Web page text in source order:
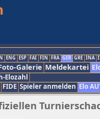
ENG ESP FAI FIN FRA GER GRE INA
Galerie Meldekartei
Elozahl
FIDE Spieler anmelden Elo